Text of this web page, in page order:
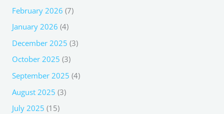
February 2026 (7)
January 2026 (4)
December 2025 (3)
October 2025 (3)
September 2025 (4)
August 2025 (3)
July 2025 (15)